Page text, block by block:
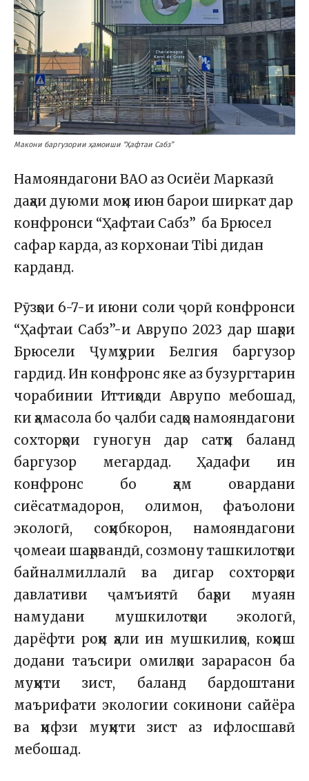
Макони баргузории ҳамоиши “Ҳафтаи Сабз”
Намояндагони ВАО аз Осиёи Марказӣ
даҳаи дуюми моҳи июн барои ширкат дар
конфронси “Ҳафтаи Сабз” ба Брюсел
сафар карда, аз корхонаи Tibi дидан
карданд.
Рӯзҳои 6-7-и июни соли ҷорӣ конфронси
“Ҳафтаи Сабз”-и Аврупо 2023 дар шаҳри
Брюсели Ҷумҳурии Белгия баргузор
гардид. Ин конфронс яке аз бузургтарин
чорабинии Иттиҳоди Аврупо мебошад,
ки ҳамасола бо ҷалби садҳо намояндагони
сохторҳои гуногун дар сатҳи баланд
баргузор мегардад. Ҳадафи ин
конфронс бо ҳам овардани
сиёсатмадорон, олимон, фаъолони
экологӣ, соҳибкорон, намояндагони
ҷомеаи шаҳрвандӣ, созмону ташкилотҳои
байналмиллалӣ ва дигар сохторҳои
давлативи ҷамъиятӣ баҳри муаян
намудани мушкилотҳои экологӣ,
дарёфти роҳи ҳали ин мушкилиҳо, коҳиш
додани таъсири омилҳои зарарасон ба
муҳити зист, баланд бардоштани
маърифати экологии сокинони сайёра
ва ҳифзи муҳити зист аз ифлосшавӣ
мебошад.